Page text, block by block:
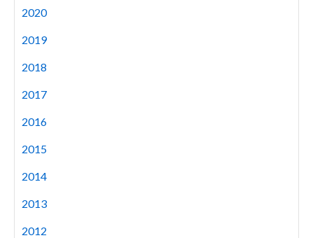
2020
2019
2018
2017
2016
2015
2014
2013
2012